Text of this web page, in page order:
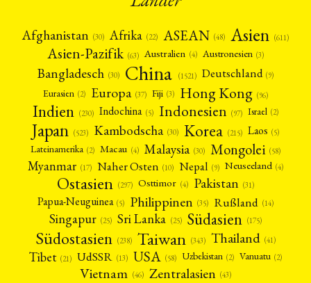
Afghanistan (30) Afrika (22) ASEAN (48) Asien (611)
Asien-Pazifik (63) Australien (4) Austronesien (3)
Bangladesch (30) China (1521) Deutschland (9)
Eurasien (2) Europa (37) Fiji (3) Hong Kong (96)
Indien (230) Indochina (5) Indonesien (97) Israel (2)
Japan (523) Kambodscha (30) Korea (215) Laos (5)
Lateinamerika (2) Macau (4) Malaysia (30) Mongolei (58)
Myanmar (17) Naher Osten (10) Nepal (9) Neuseeland (4)
Ostasien (297) Osttimor (4) Pakistan (31)
Papua-Neuguinea (5) Philippinen (35) Rußland (14)
Singapur (25) Sri Lanka (25) Südasien (175)
Südostasien (238) Taiwan (343) Thailand (41)
Tibet (21) UdSSR (13) USA (58) Uzbekistan (2) Vanuatu (2)
Vietnam (46) Zentralasien (43)